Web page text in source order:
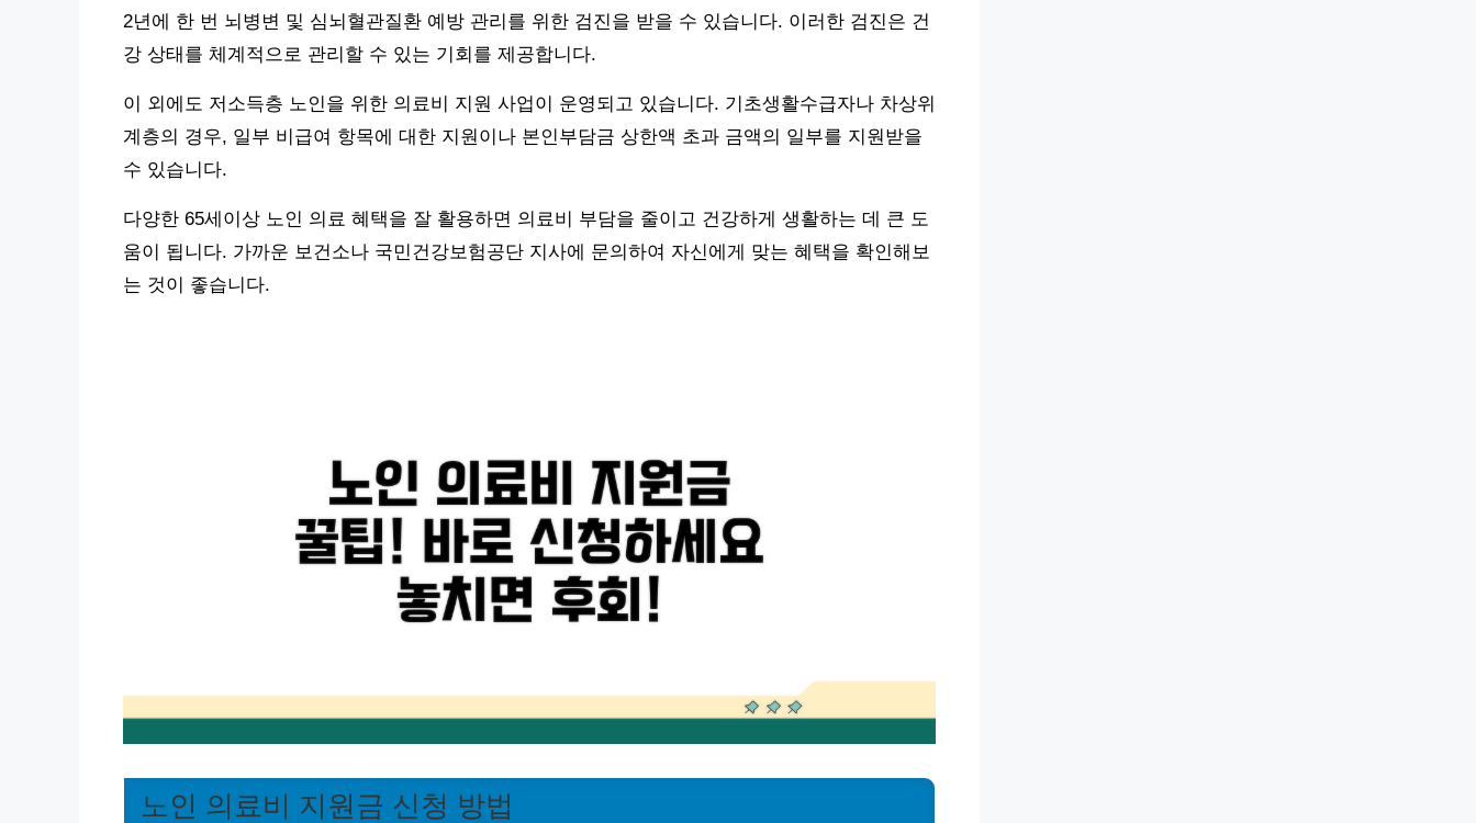
2년에 한 번 뇌병변 및 심뇌혈관질환 예방 관리를 위한 검진을 받을 수 있습니다. 이러한 검진은 건
강 상태를 체계적으로 관리할 수 있는 기회를 제공합니다.
이 외에도 저소득층 노인을 위한 의료비 지원 사업이 운영되고 있습니다. 기초생활수급자나 차상위
계층의 경우, 일부 비급여 항목에 대한 지원이나 본인부담금 상한액 초과 금액의 일부를 지원받을
수 있습니다.
다양한 65세이상 노인 의료 혜택을 잘 활용하면 의료비 부담을 줄이고 건강하게 생활하는 데 큰 도
움이 됩니다. 가까운 보건소나 국민건강보험공단 지사에 문의하여 자신에게 맞는 혜택을 확인해보
는 것이 좋습니다.
노인 의료비 지원금 신청 방법